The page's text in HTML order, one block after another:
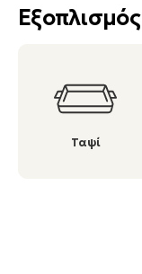
Εξοπλισμός
Ταψί